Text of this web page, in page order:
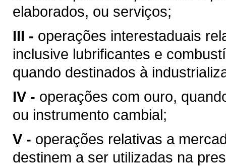
elaborados, ou serviços;
III - operações interestaduais
inclusive lubrificantes e
quando destinados à
IV - operações com ouro,
ou instrumento cambial;
V - operações relativas a
destinem a ser utilizadas na